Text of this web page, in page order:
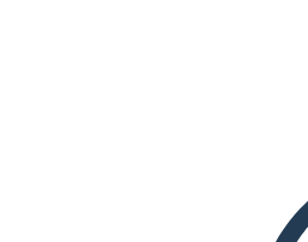
IZRADITE
REPRODUCIRAJ